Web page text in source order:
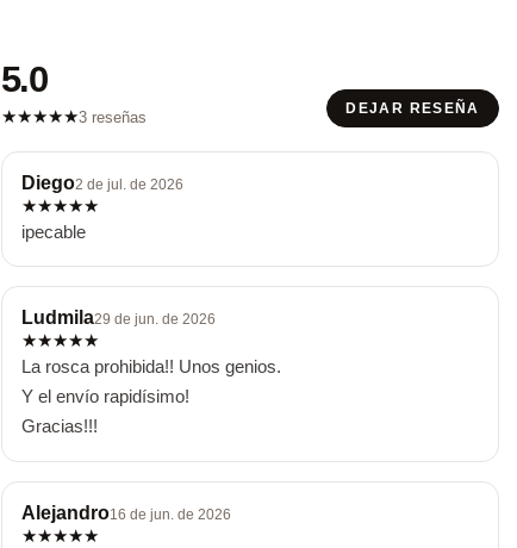
5.0
★★★★★3 reseñas
DEJAR RESEÑA
Diego2 de jul. de 2026
★★★★★
ipecable
Ludmila29 de jun. de 2026
★★★★★
La rosca prohibida!! Unos genios.
Y el envío rapidísimo!
Gracias!!!
Alejandro16 de jun. de 2026
★★★★★